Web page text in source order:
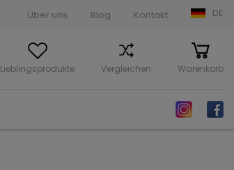
Über uns Blog Kontakt DE
Lieblingsprodukte Vergleichen Warenkorb